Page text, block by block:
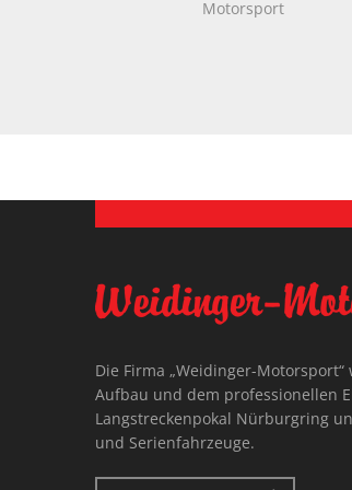
Motorsport
Die Firma „Weidinger-
Aufbau und dem professionellen
Langstreckenpokal Nürburgring
und Serienfahrzeuge.